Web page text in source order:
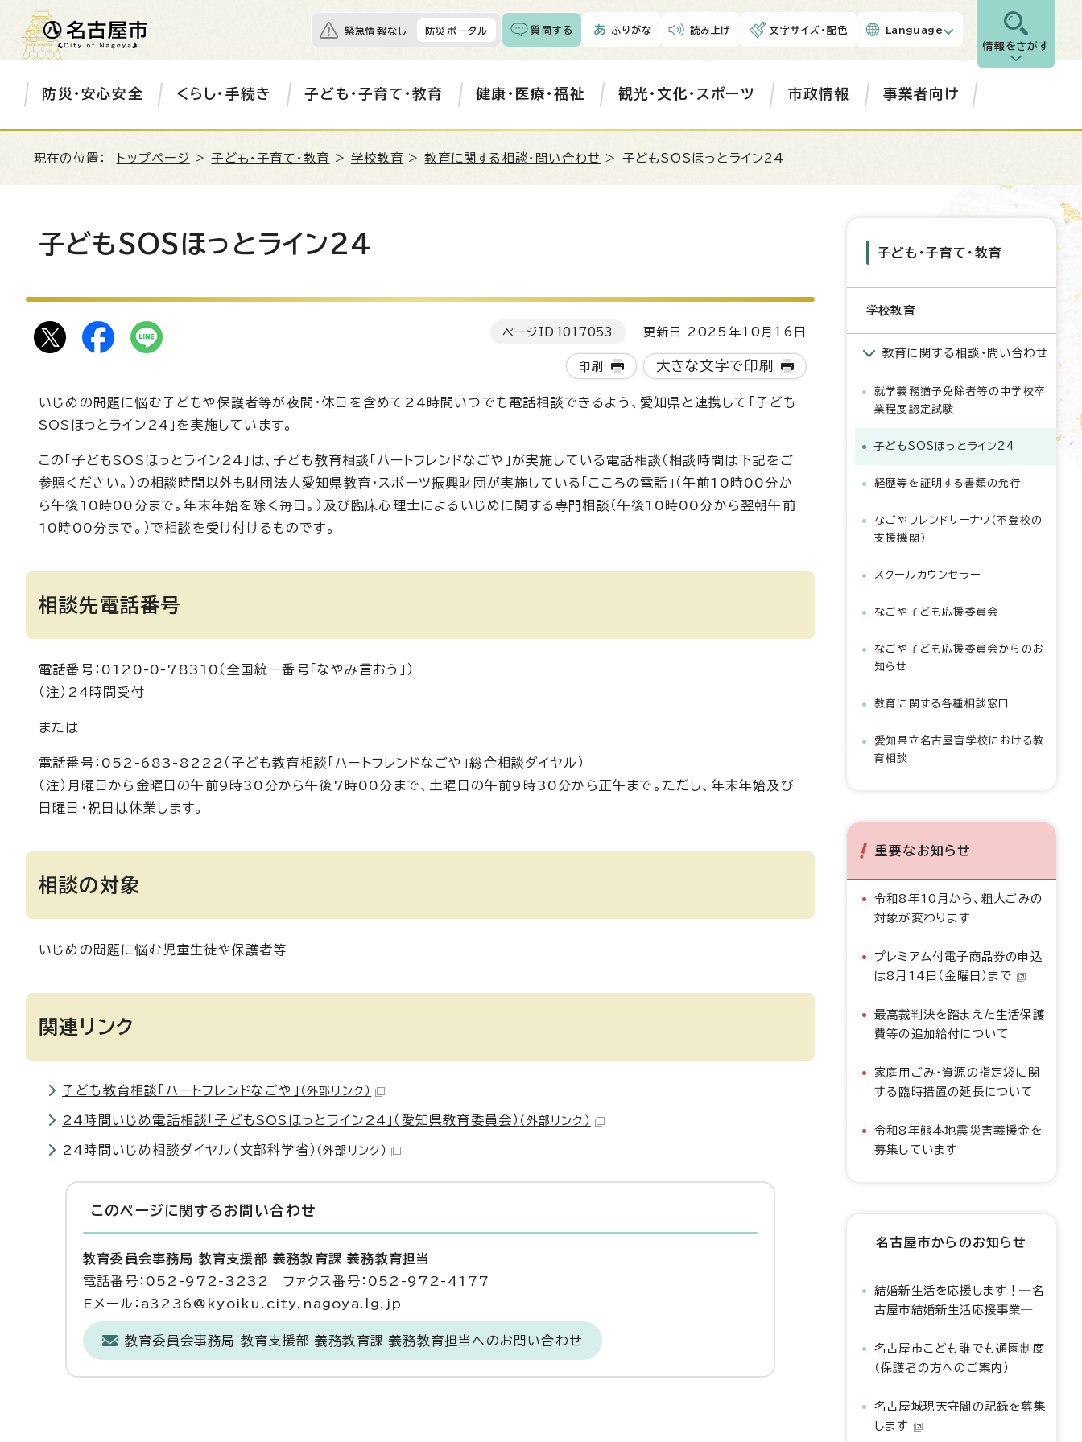
緊急情報なし 防災ポータル 質問する ふりがな 読み上げ 文字サイズ・配色 Language
情報をさがす
防災・安心安全 くらし・手続き 子ども・子育て・教育 健康・医療・福祉 観光・文化・スポーツ 市政情報 事業者向け
現在の位置： トップページ >子ども・子育て・教育 >学校教育 >教育に関する相談・問い合わせ > 子どもSOSほっとライン24
子どもSOSほっとライン24
ページID 1017053 更新日 2025年10月16日
印刷 大きな文字で印刷
いじめの問題に悩む子どもや保護者等が夜間・休日を含めて24時間いつでも電話相談できるよう、愛知県と連携して「子ども
SOSほっとライン24」を実施しています。
この「子どもSOSほっとライン24」は、子ども教育相談「ハートフレンドなごや」が実施している電話相談（相談時間は下記をご
参照ください。）の相談時間以外も財団法人愛知県教育・スポーツ振興財団が実施している「こころの電話」（午前10時00分か
ら午後10時00分まで。年末年始を除く毎日。）及び臨床心理士によるいじめに関する専門相談（午後10時00分から翌朝午前
10時00分まで。）で相談を受け付けるものです。
相談先電話番号
電話番号：0120-0-78310（全国統一番号「なやみ言おう」）
（注）24時間受付
または
電話番号：052-683-8222（子ども教育相談「ハートフレンドなごや」総合相談ダイヤル）
（注）月曜日から金曜日の午前9時30分から午後7時00分まで、土曜日の午前9時30分から正午まで。ただし、年末年始及び
日曜日・祝日は休業します。
相談の対象
いじめの問題に悩む児童生徒や保護者等
関連リンク
子ども教育相談「ハートフレンドなごや」 （外部リンク）
24時間いじめ電話相談「子どもSOSほっとライン24」（愛知県教育委員会） （外部リンク）
24時間いじめ相談ダイヤル（文部科学省） （外部リンク）
このページに関する お問い合わせ
教育委員会事務局 教育支援部 義務教育課 義務教育担当
電話番号：052-972-3232 ファクス番号：052-972-4177
Eメール：a3236@kyoiku.city.nagoya.lg.jp
教育委員会事務局 教育支援部 義務教育課 義務教育担当へのお問い合わせ
子ども・子育て・教育
学校教育
教育に関する相談・問い合わせ
就学義務猶予免除者等の中学校卒
業程度認定試験
子どもSOSほっとライン24
経歴等を証明する書類の発行
なごやフレンドリーナウ（不登校の
支援機関）
スクールカウンセラー
なごや子ども応援委員会
なごや子ども応援委員会からのお
知らせ
教育に関する各種相談窓口
愛知県立名古屋盲学校における教
育相談
重要なお知らせ
令和8年10月から、粗大ごみの
対象が変わります
プレミアム付電子商品券の申込
は8月14日（金曜日）まで
最高裁判決を踏まえた生活保護
費等の追加給付について
家庭用ごみ・資源の指定袋に関
する臨時措置の延長について
令和8年熊本地震災害義援金を
募集しています
名古屋市からのお知らせ
結婚新生活を応援します！―名
古屋市結婚新生活応援事業―
名古屋市こども誰でも通園制度
（保護者の方へのご案内）
名古屋城現天守閣の記録を募集
します